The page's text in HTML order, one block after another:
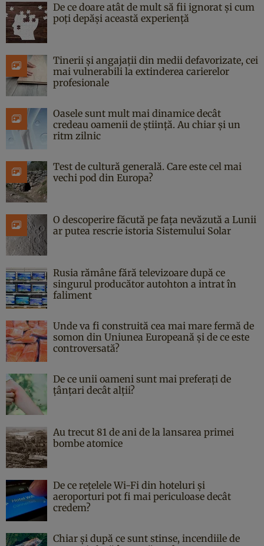
De ce doare atât de mult să fii ignorat și cum
poți depăși această experiență
Tinerii și angajații din medii defavorizate, cei
mai vulnerabili la extinderea carierelor
profesionale
Oasele sunt mult mai dinamice decât
credeau oamenii de știință. Au chiar și un
ritm zilnic
Test de cultură generală. Care este cel mai
vechi pod din Europa?
O descoperire făcută pe fața nevăzută a Lunii
ar putea rescrie istoria Sistemului Solar
Rusia rămâne fără televizoare după ce
singurul producător autohton a intrat în
faliment
Unde va fi construită cea mai mare fermă de
somon din Uniunea Europeană și de ce este
controversată?
De ce unii oameni sunt mai preferați de
țânțari decât alții?
Au trecut 81 de ani de la lansarea primei
bombe atomice
De ce rețelele Wi-Fi din hoteluri și
aeroporturi pot fi mai periculoase decât
credem?
Chiar și după ce sunt stinse, incendiile de